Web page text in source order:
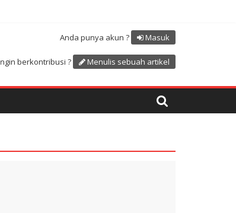
HUT RI ke 81Anda punya akun ? Masuk
berkontribusi ? Menulis sebuah artikel